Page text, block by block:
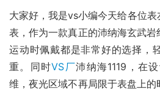
大家好，我是vs小编今天给各位表
表，作为一款真正的沛纳海玄武
运动时佩戴都是非常好的选择，
重。同时VS厂沛纳海1119，在
维，夜光区域不再局限于表盘上